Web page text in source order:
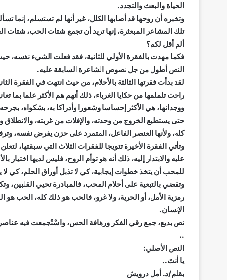
الحياة والبعث والتجدد.
وتخبره أن روحها قد أصابها الكلل، غير أنها لم تستسلم، إنما
تلك المشاعر المبعثرة، إنها تريد أن تجمع شتات الحب، شتات
ألم أقل لكم؟
فكما مهدت بالفقرة الأولي للثانية، فقد فعلت الشيء نفسه،
النص أطول من جل نصوص الشاعرة السابقة عليه.
لقد بدأت فقرتها الثالثة بالأحلام، من حيث انتهت في الفقرة
راحت تلملمها من حكايا الغرباء، ذلك أنهم هم الأكثر علما بما
ووجدانها، هي الأكثر إحساسا وشعورا وأدراكا به، بشكواه،
حتى يستطيع الخروج من وحدته، والإفلات من غربته،
كله، ولأنها العنصر الفاعل، المتمرد على حزن يفرض نفسه،
وتأتي الفقرة الأخيرة تتويجا للفقرات الثلاث التي سبقتها،
عليه والابتدار إليه، ذلك أنه هو توأم الروح، فليس لديها
للمحب أن يتخذ خطوات إيجابية، كي لا تذبل أوراق الحلم، كي
وتقضي بالتبعية على أحلام المحب، فالمبادرة تحيي القلبين،
رمزية الأمل، أو الحرية، ولا غرو، فالحب هو ذلك كله، الحب هو
الإنسان.
نص بديع، جمع رقي الفكر ورهافة الحس، واسْتُجمعت فيه
..
النص الأصلي:
يا أنتَ..
بقلم/د. أمل درويش